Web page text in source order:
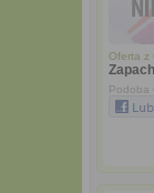
Oferta z
Podoba